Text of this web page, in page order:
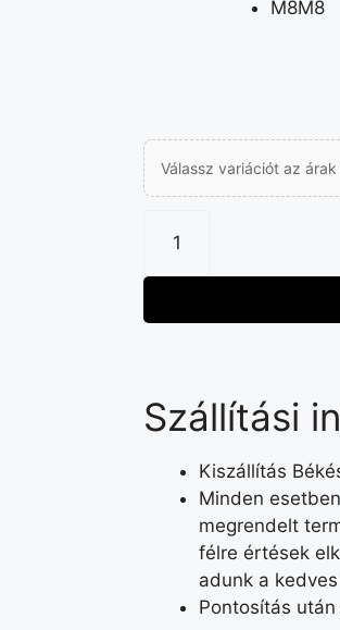
M8M8
Válassz variációt az
Szállítási
Kiszállítás
Minden
megrendelt
félre értések
adunk a
Pontosítás